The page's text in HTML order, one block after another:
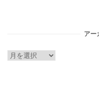
アー
ア